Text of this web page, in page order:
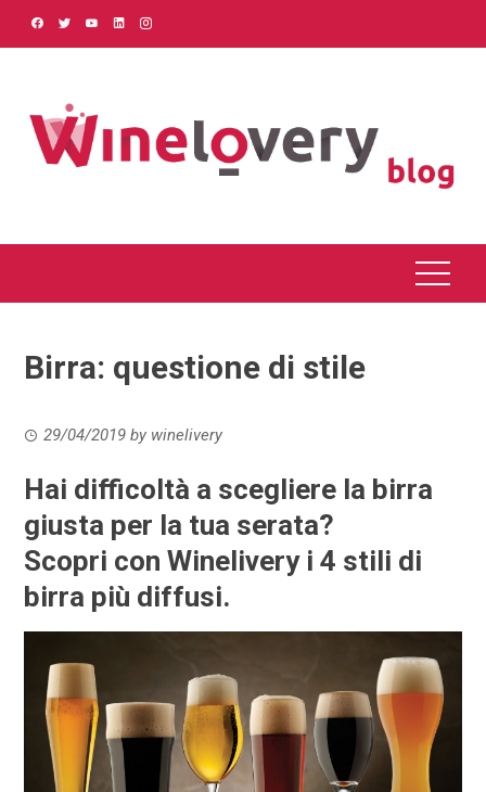
Birra: questione di stile
29/04/2019 by winelivery
Hai difficoltà a scegliere la birra
giusta per la tua serata?
Scopri con Winelivery i 4 stili di
birra più diffusi.